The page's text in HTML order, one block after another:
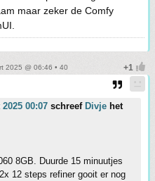
maar zeker de Comfy
2025 @ 06:46 • 40
00:07 schreef Divje het
8GB. Duurde 15 minuutjes
12 steps refiner gooit er nog